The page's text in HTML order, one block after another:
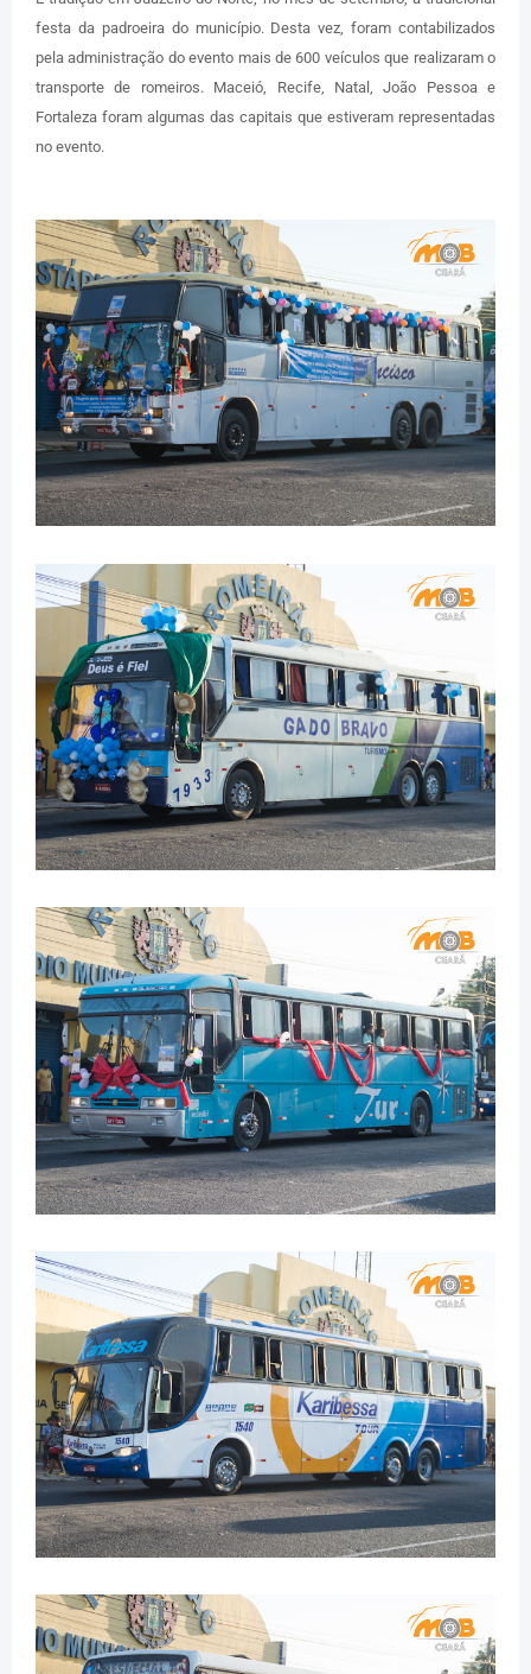
festa da padroeira do município. Desta vez, foram contabilizados
pela administração do evento mais de 600 veículos que realizaram o
transporte de romeiros. Maceió, Recife, Natal, João Pessoa e
Fortaleza foram algumas das capitais que estiveram representadas
no evento.